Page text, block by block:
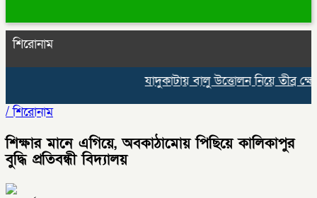
শিরোনাম
যাদুকাটায় বালু উত্তোলন নিয়ে তীব্র
/শিরোনাম
শিক্ষার মানে এগিয়ে, অবকাঠামোয় পিছিয়ে কালিকাপুর
বুদ্ধি প্রতিবন্ধী বিদ্যালয়